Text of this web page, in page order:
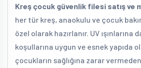
Kreş çocuk güvenlik filesi satış ve
her tür kreş, anaokulu ve çocuk
özel olarak hazırlanır. UV ışınlarına
koşullarına uygun ve esnek yapıda
çocukların sağlığına zarar